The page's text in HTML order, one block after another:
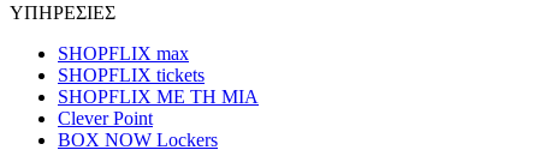
ΥΠΗΡΕΣΙΕΣ
SHOPFLIX max
SHOPFLIX tickets
SHOPFLIX ΜΕ ΤΗ ΜΙΑ
Clever Point
BOX NOW Lockers